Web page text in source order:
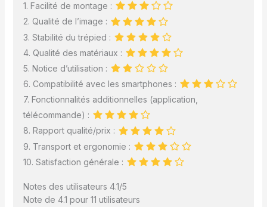
1. Facilité de montage :
2. Qualité de l’image :
3. Stabilité du trépied :
4. Qualité des matériaux :
5. Notice d’utilisation :
6. Compatibilité avec les smartphones :
7. Fonctionnalités additionnelles (application,
télécommande) :
8. Rapport qualité/prix :
9. Transport et ergonomie :
10. Satisfaction générale :
Notes des utilisateurs 4.1/5
Note de 4.1 pour 11 utilisateurs